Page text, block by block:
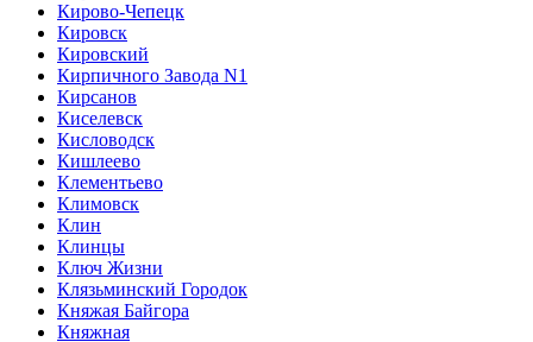
Кирово-Чепецк
Кировск
Кировский
Кирпичного Завода N1
Кирсанов
Киселевск
Кисловодск
Кишлеево
Клементьево
Климовск
Клин
Клинцы
Ключ Жизни
Клязьминский Городок
Княжая Байгора
Княжная